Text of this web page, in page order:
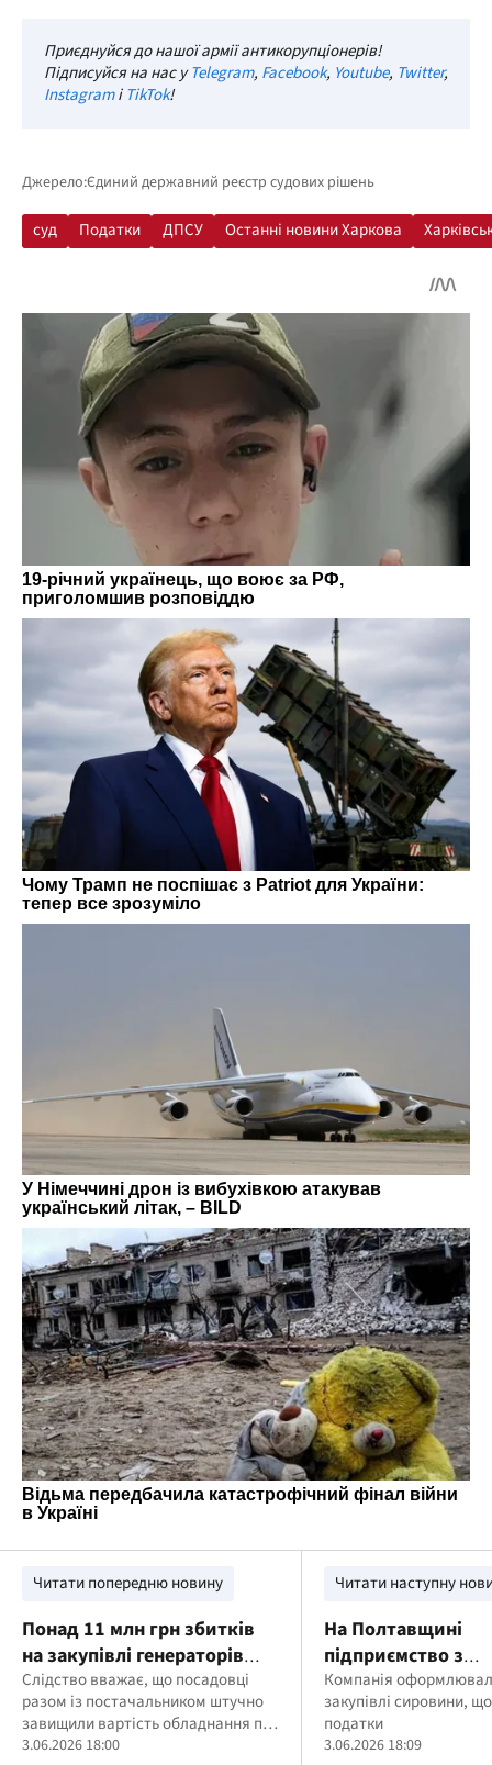
Приєднуйся до нашої армії антикорупціонерів!
Підписуйся на нас уTelegram, Facebook, Youtube, Twitter,
InstagramіTikTok!
Джерело:Єдиний державний реєстр судових рішень
суд Податки ДПСУ Останні новини Харкова
Читати попередню новину
Понад 11 млн грн збитків
на закупівлі генераторів
для ЗСУ: підозру оголошено
командиру та його
заступнику
Слідство вважає, що посадовці
разом із постачальником штучно
завищили вартість обладнання під
час воєнних закупівель
3.06.2026 18:00
Читати наступну
На Полтавщині
підприємство з
виробництва
підозрюють в
сплати 11,5 млн
Компанія
закупівлі сировини,
податки
3.06.2026 18:09